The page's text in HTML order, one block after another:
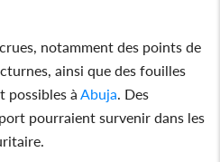
notamment des points de
ainsi que des fouilles
possibles à Abuja . Des
pourraient survenir dans les